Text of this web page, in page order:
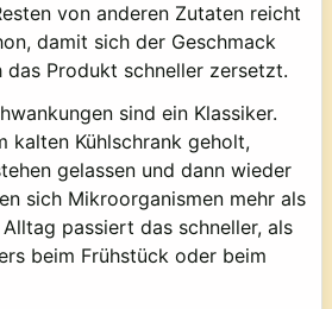
von anderen Zutaten reicht
damit sich der Geschmack
Produkt schneller zersetzt.
sind ein Klassiker.
kalten Kühlschrank geholt,
gelassen und dann wieder
sich Mikroorganismen mehr als
passiert das schneller, als
beim Frühstück oder beim